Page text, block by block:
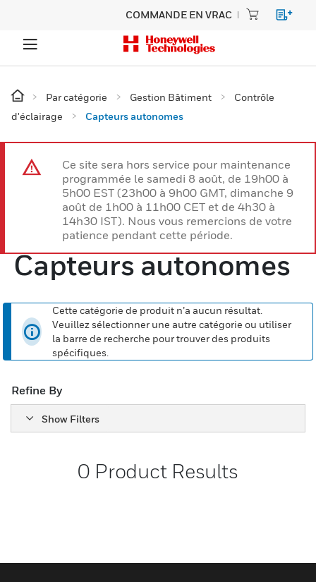
COMMANDE EN VRAC
Par catégorie Gestion Bâtiment
Contrôle
d'éclairage
Capteurs autonomes
Ce site sera hors service pour maintenance
programmée le samedi 8 août, de 19h00 à
5h00 EST (23h00 à 9h00 GMT, dimanche 9
août de 1h00 à 11h00 CET et de 4h30 à
14h30 IST). Nous vous remercions de votre
patience pendant cette période.
Capteurs autonomes
Cette catégorie de produit n’a aucun résultat.
Veuillez sélectionner une autre catégorie ou utiliser
la barre de recherche pour trouver des produits
spécifiques.
Refine By
Show Filters
0 Product Results